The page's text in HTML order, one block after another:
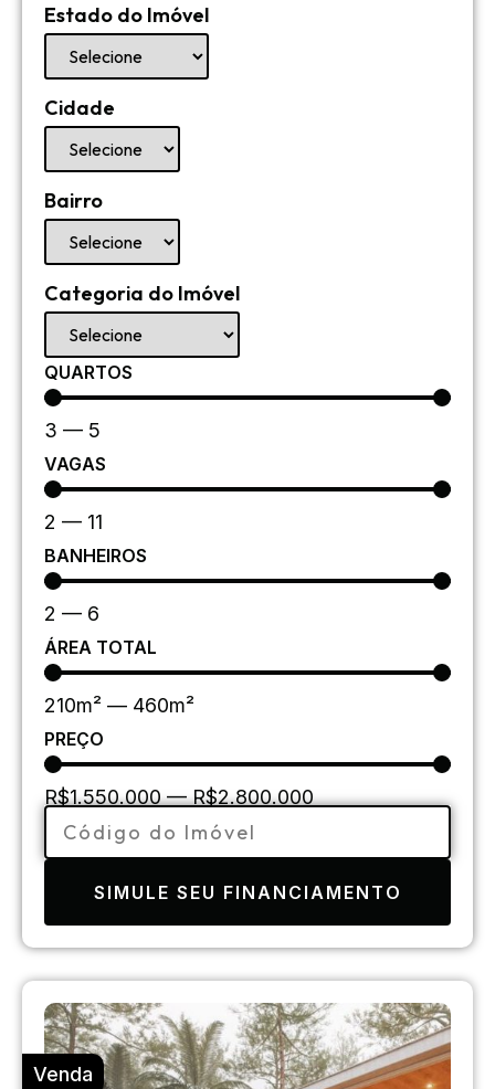
Estado do Imóvel
Cidade
Bairro
Categoria do Imóvel
QUARTOS
3 — 5
VAGAS
2 — 11
BANHEIROS
2 — 6
ÁREA TOTAL
210m² — 460m²
PREÇO
R$1.550.000—R$2.800.000
SIMULE SEU FINANCIAMENTO
Venda